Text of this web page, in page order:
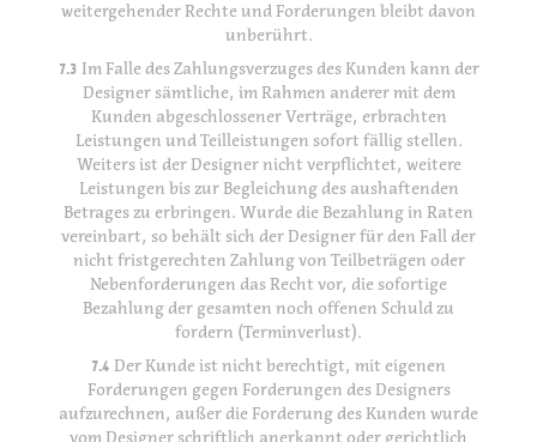
weitergehender Rechte und Forderungen bleibt davon
unberührt.
7.3 Im Falle des Zahlungsverzuges des Kunden kann der
Designer sämtliche, im Rahmen anderer mit dem
Kunden abgeschlossener Verträge, erbrachten
Leistungen und Teilleistungen sofort fällig stellen.
Weiters ist der Designer nicht verpflichtet, weitere
Leistungen bis zur Begleichung des aushaftenden
Betrages zu erbringen. Wurde die Bezahlung in Raten
vereinbart, so behält sich der Designer für den Fall der
nicht fristgerechten Zahlung von Teilbeträgen oder
Nebenforderungen das Recht vor, die sofortige
Bezahlung der gesamten noch offenen Schuld zu
fordern (Terminverlust).
7.4 Der Kunde ist nicht berechtigt, mit eigenen
Forderungen gegen Forderungen des Designers
aufzurechnen, außer die Forderung des Kunden wurde
vom Designer schriftlich anerkannt oder gerichtlich